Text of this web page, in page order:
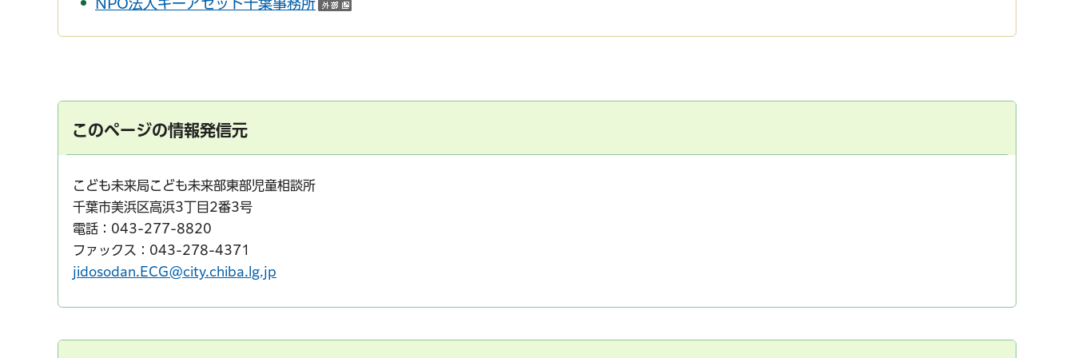
NPO法人キーアセット千葉事務所
このページの情報発信元
こども未来局こども未来部東部児童相談所
千葉市美浜区高浜3丁目2番3号
電話：043-277-8820
ファックス：043-278-4371
jidosodan.ECG@city.chiba.lg.jp